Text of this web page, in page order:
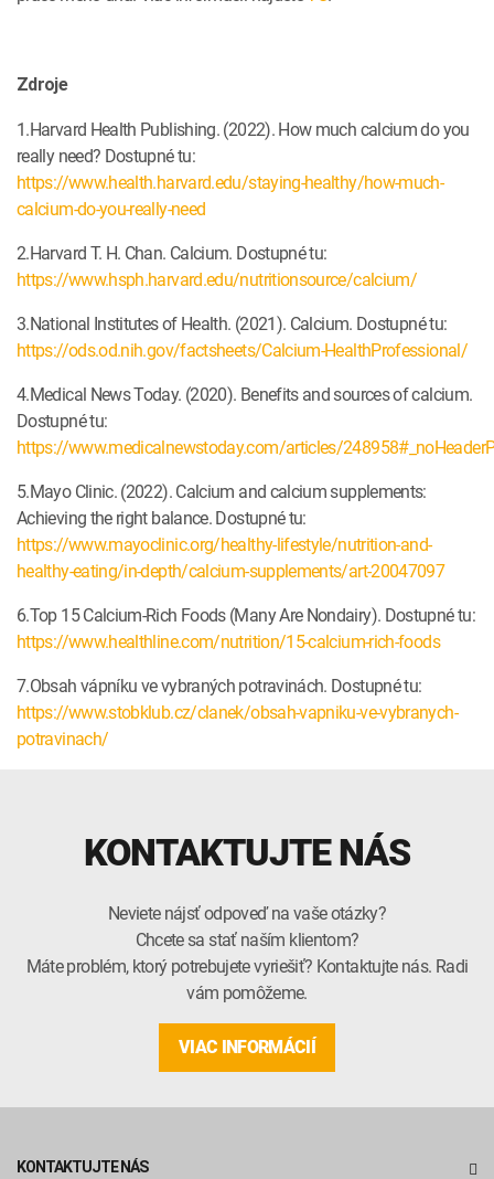
Zdroje
1.Harvard Health Publishing. (2022). How much calcium do you
really need? Dostupné tu:
https://www.health.harvard.edu/staying-healthy/how-much-
calcium-do-you-really-need
2.Harvard T. H. Chan. Calcium. Dostupné tu:
https://www.hsph.harvard.edu/nutritionsource/calcium/
3.National Institutes of Health. (2021). Calcium. Dostupné tu:
https://ods.od.nih.gov/factsheets/Calcium-HealthProfessional/
4.Medical News Today. (2020). Benefits and sources of calcium.
Dostupné tu:
https://www.medicalnewstoday.com/articles/
5.Mayo Clinic. (2022). Calcium and calcium supplements:
Achieving the right balance. Dostupné tu:
https://www.mayoclinic.org/healthy-lifestyle/nutrition-and-
healthy-eating/in-depth/calcium-supplements/art-20047097
6.Top 15 Calcium-Rich Foods (Many Are Nondairy). Dostupné tu:
https://www.healthline.com/nutrition/15-calcium-rich-foods
7.Obsah vápníku ve vybraných potravinách. Dostupné tu:
https://www.stobklub.cz/clanek/obsah-vapniku-ve-vybranych-
potravinach/
KONTAKTUJTE NÁS
Neviete nájsť odpoveď na vaše otázky?
Chcete sa stať naším klientom?
Máte problém, ktorý potrebujete vyriešiť? Kontaktujte nás. Radi
vám pomôžeme.
VIAC INFORMÁCIÍ
KONTAKTUJTE NÁS